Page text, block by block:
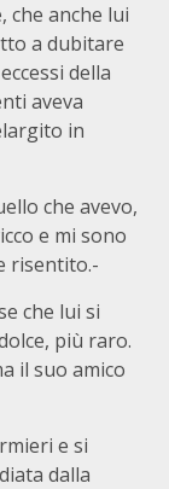
che anche lui
a dubitare
della
aveva
in
che avevo,
e mi sono
risentito.-
che lui si
più raro.
il suo amico
e si
dalla